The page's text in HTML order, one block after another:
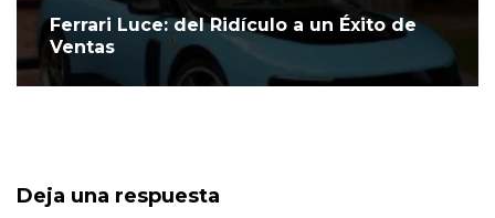
Ferrari Luce: del Ridículo a un Éxito de
Ventas
Deja una respuesta